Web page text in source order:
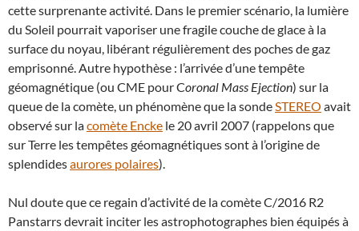
cette surprenante activité. Dans le premier scénario, la lumière
du Soleil pourrait vaporiser une fragile couche de glace à la
surface du noyau, libérant régulièrement des poches de gaz
emprisonné. Autre hypothèse : l’arrivée d’une tempête
géomagnétique (ou CME pour Coronal Mass Ejection) sur la
queue de la comète, un phénomène que la sondeSTEREO avait
observé sur lacomète Encke le 20 avril 2007 (rappelons que
sur Terre les tempêtes géomagnétiques sont à l’origine de
splendidesaurores polaires).
Nul doute que ce regain d’activité de la comète C/2016 R2
Panstarrs devrait inciter les astrophotographes bien équipés à